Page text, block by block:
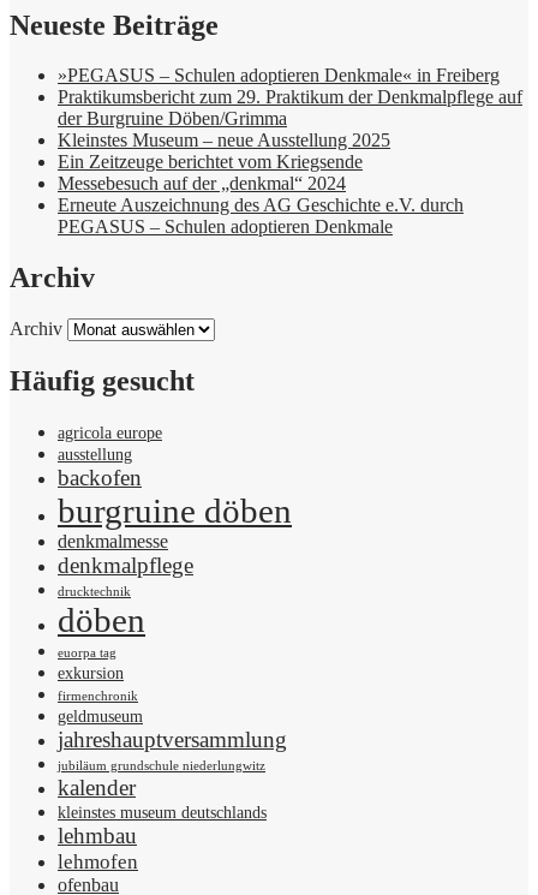
Neueste Beiträge
»PEGASUS – Schulen adoptieren Denkmale« in Freiberg
Praktikumsbericht zum 29. Praktikum der Denkmalpflege auf
der Burgruine Döben/Grimma
Kleinstes Museum – neue Ausstellung 2025
Ein Zeitzeuge berichtet vom Kriegsende
Messebesuch auf der „denkmal“ 2024
Erneute Auszeichnung des AG Geschichte e.V. durch
PEGASUS – Schulen adoptieren Denkmale
Archiv
Archiv
Häufig gesucht
agricola europe
ausstellung
backofen
burgruine döben
denkmalmesse
denkmalpflege
drucktechnik
döben
euorpa tag
exkursion
firmenchronik
geldmuseum
jahreshauptversammlung
jubiläum grundschule niederlungwitz
kalender
kleinstes museum deutschlands
lehmbau
lehmofen
ofenbau